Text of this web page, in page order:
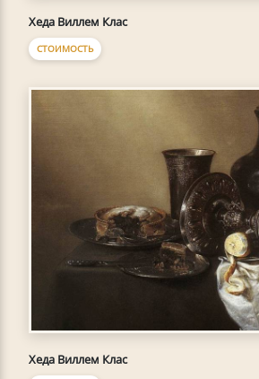
Хеда Виллем Клас
СТОИМОСТЬ
Хеда Виллем Клас